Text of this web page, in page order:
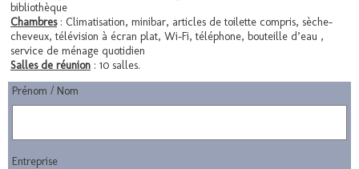
bibliothèque
Chambres: Climatisation, minibar, articles de toilette compris, sèche-
cheveux, télévision à écran plat, Wi-Fi, téléphone, bouteille d’eau ,
service de ménage quotidien
Salles de réunion : 10 salles.
Prénom / Nom
Entreprise